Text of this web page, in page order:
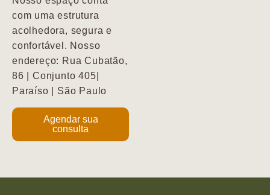
com uma estrutura
acolhedora, segura e
confortável. Nosso
endereço: Rua Cubatão,
86 | Conjunto 405|
Paraíso | São Paulo
Agendar sua
consulta